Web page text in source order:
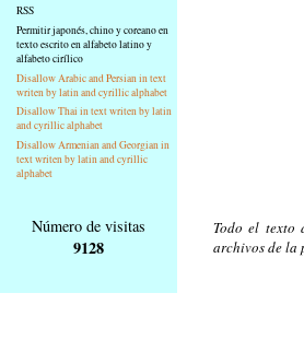
RSS
Permitir japonés, chino y coreano en
texto escrito en alfabeto latino y
alfabeto cirílico
Disallow Arabic and Persian in text
writen by latin and cyrillic alphabet
Disallow Thai in text writen by latin
and cyrillic alphabet
Disallow Armenian and Georgian in
text writen by latin and cyrillic
alphabet
Número de visitas
9128
Todo el texto
archivos de la